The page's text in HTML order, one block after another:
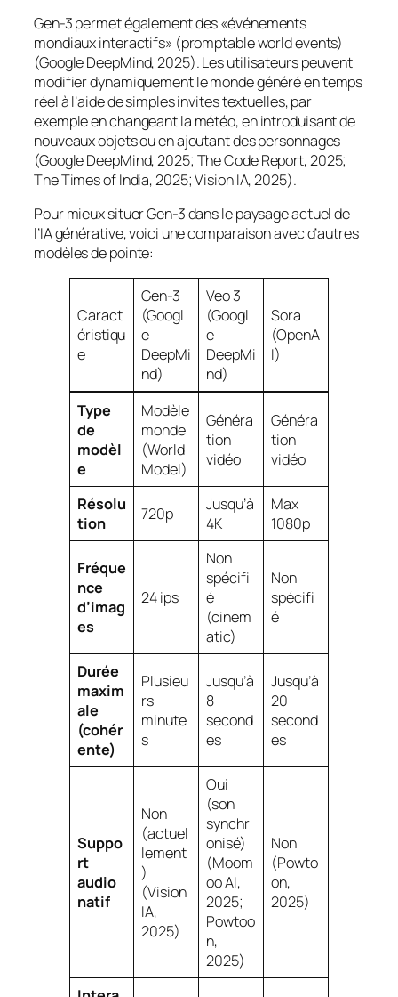
Gen-3 permet également des «événements
mondiaux interactifs» (promptable world events)
(Google DeepMind, 2025). Les utilisateurs peuvent
modifier dynamiquement le monde généré en temps
réel à l’aide de simples invites textuelles, par
exemple en changeant la météo, en introduisant de
nouveaux objets ou en ajoutant des personnages
(Google DeepMind, 2025; The Code Report, 2025;
The Times of India, 2025; Vision IA, 2025).
Pour mieux situer Gen-3 dans le paysage actuel de
l’IA générative, voici une comparaison avec d’autres
modèles de pointe:
Caract
éristiqu
e
Gen-3
(Googl
e
DeepMi
nd)
Veo 3
(Googl
e
DeepMi
nd)
Sora
(OpenA
I)
Type
de
modèl
e
Modèle
monde
(World
Model)
Généra
tion
vidéo
Généra
tion
vidéo
Résolu
tion
720p
Jusqu’à
4K
Max
1080p
Fréque
nce
d’imag
es
24 ips
Non
spécifi
é
(cinem
atic)
Non
spécifi
é
Durée
maxim
ale
(cohér
ente)
Plusieu
rs
minute
s
Jusqu’à
8
second
es
Jusqu’à
20
second
es
Suppo
rt
audio
natif
Non
(actuel
lement
)
(Vision
IA,
2025)
Oui
(son
synchr
onisé)
(Moom
oo AI,
2025;
Powtoo
n,
2025)
Non
(Powto
on,
2025)